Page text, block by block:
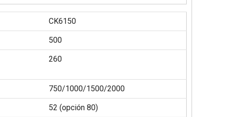
CK6150
500
260
750/1000/1500/2000
52 (opción 80)